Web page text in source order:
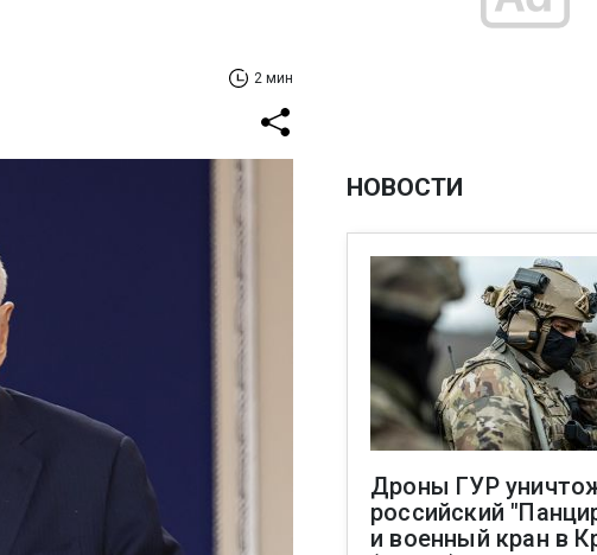
2 мин
НОВОСТИ
Дроны ГУР
российский
и военный кран в